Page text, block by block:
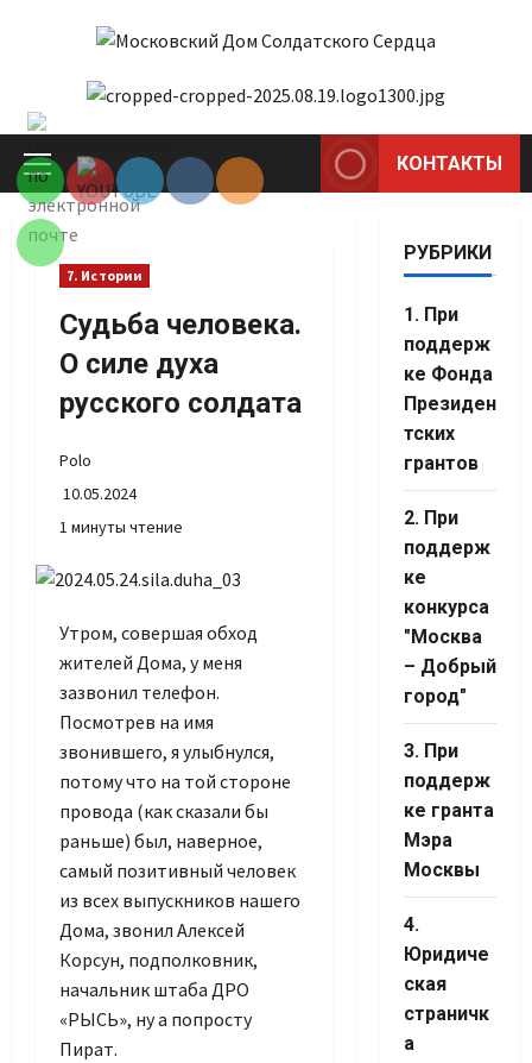
Основное
меню
КОНТАКТЫ
7. Истории
Судьба человека.
О силе духа
русского солдата
Polo
10.05.2024
1 минуты чтение
Утром, совершая обход
жителей Дома, у меня
зазвонил телефон.
Посмотрев на имя
звонившего, я улыбнулся,
потому что на той стороне
провода (как сказали бы
раньше) был, наверное,
самый позитивный человек
из всех выпускников нашего
Дома, звонил Алексей
Корсун, подполковник,
начальник штаба ДРО
«РЫСЬ», ну а попросту
Пират.
РУБРИКИ
1. При
поддерж
ке Фонда
Президен
тских
грантов
2. При
поддерж
ке
конкурса
"Москва
– Добрый
город"
3. При
поддерж
ке гранта
Мэра
Москвы
4.
Юридиче
ская
страничк
а
Set Youtube
Set Youtube
Channel ID